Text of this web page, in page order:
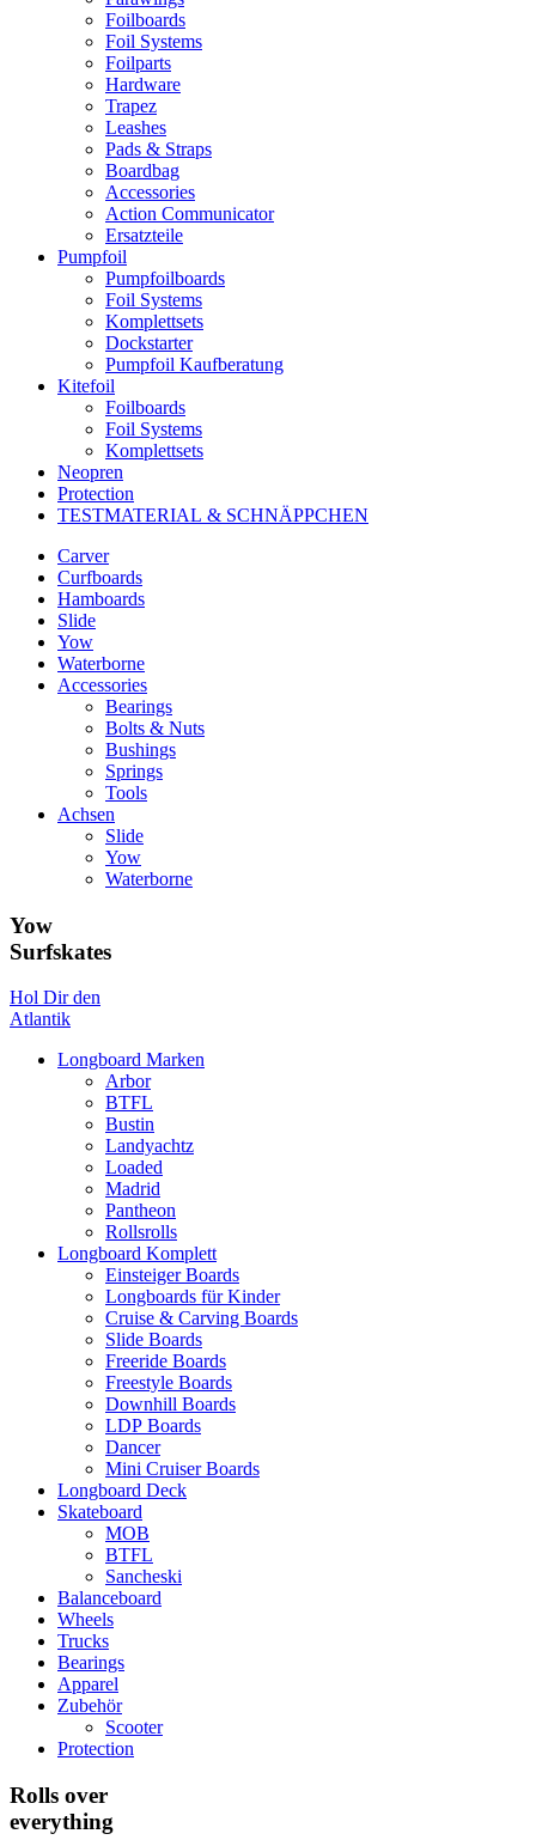
Foilboards
Foil Systems
Foilparts
Hardware
Trapez
Leashes
Pads & Straps
Boardbag
Accessories
Action Communicator
Ersatzteile
Pumpfoil
Pumpfoilboards
Foil Systems
Komplettsets
Dockstarter
Pumpfoil Kaufberatung
Kitefoil
Foilboards
Foil Systems
Komplettsets
Neopren
Protection
TESTMATERIAL & SCHNÄPPCHEN
Carver
Curfboards
Hamboards
Slide
Yow
Waterborne
Accessories
Bearings
Bolts & Nuts
Bushings
Springs
Tools
Achsen
Slide
Yow
Waterborne
Yow
Surfskates
Hol Dir den
Atlantik
Longboard Marken
Arbor
BTFL
Bustin
Landyachtz
Loaded
Madrid
Pantheon
Rollsrolls
Longboard Komplett
Einsteiger Boards
Longboards für Kinder
Cruise & Carving Boards
Slide Boards
Freeride Boards
Freestyle Boards
Downhill Boards
LDP Boards
Dancer
Mini Cruiser Boards
Longboard Deck
Skateboard
MOB
BTFL
Sancheski
Balanceboard
Wheels
Trucks
Bearings
Apparel
Zubehör
Scooter
Protection
Rolls over
everything